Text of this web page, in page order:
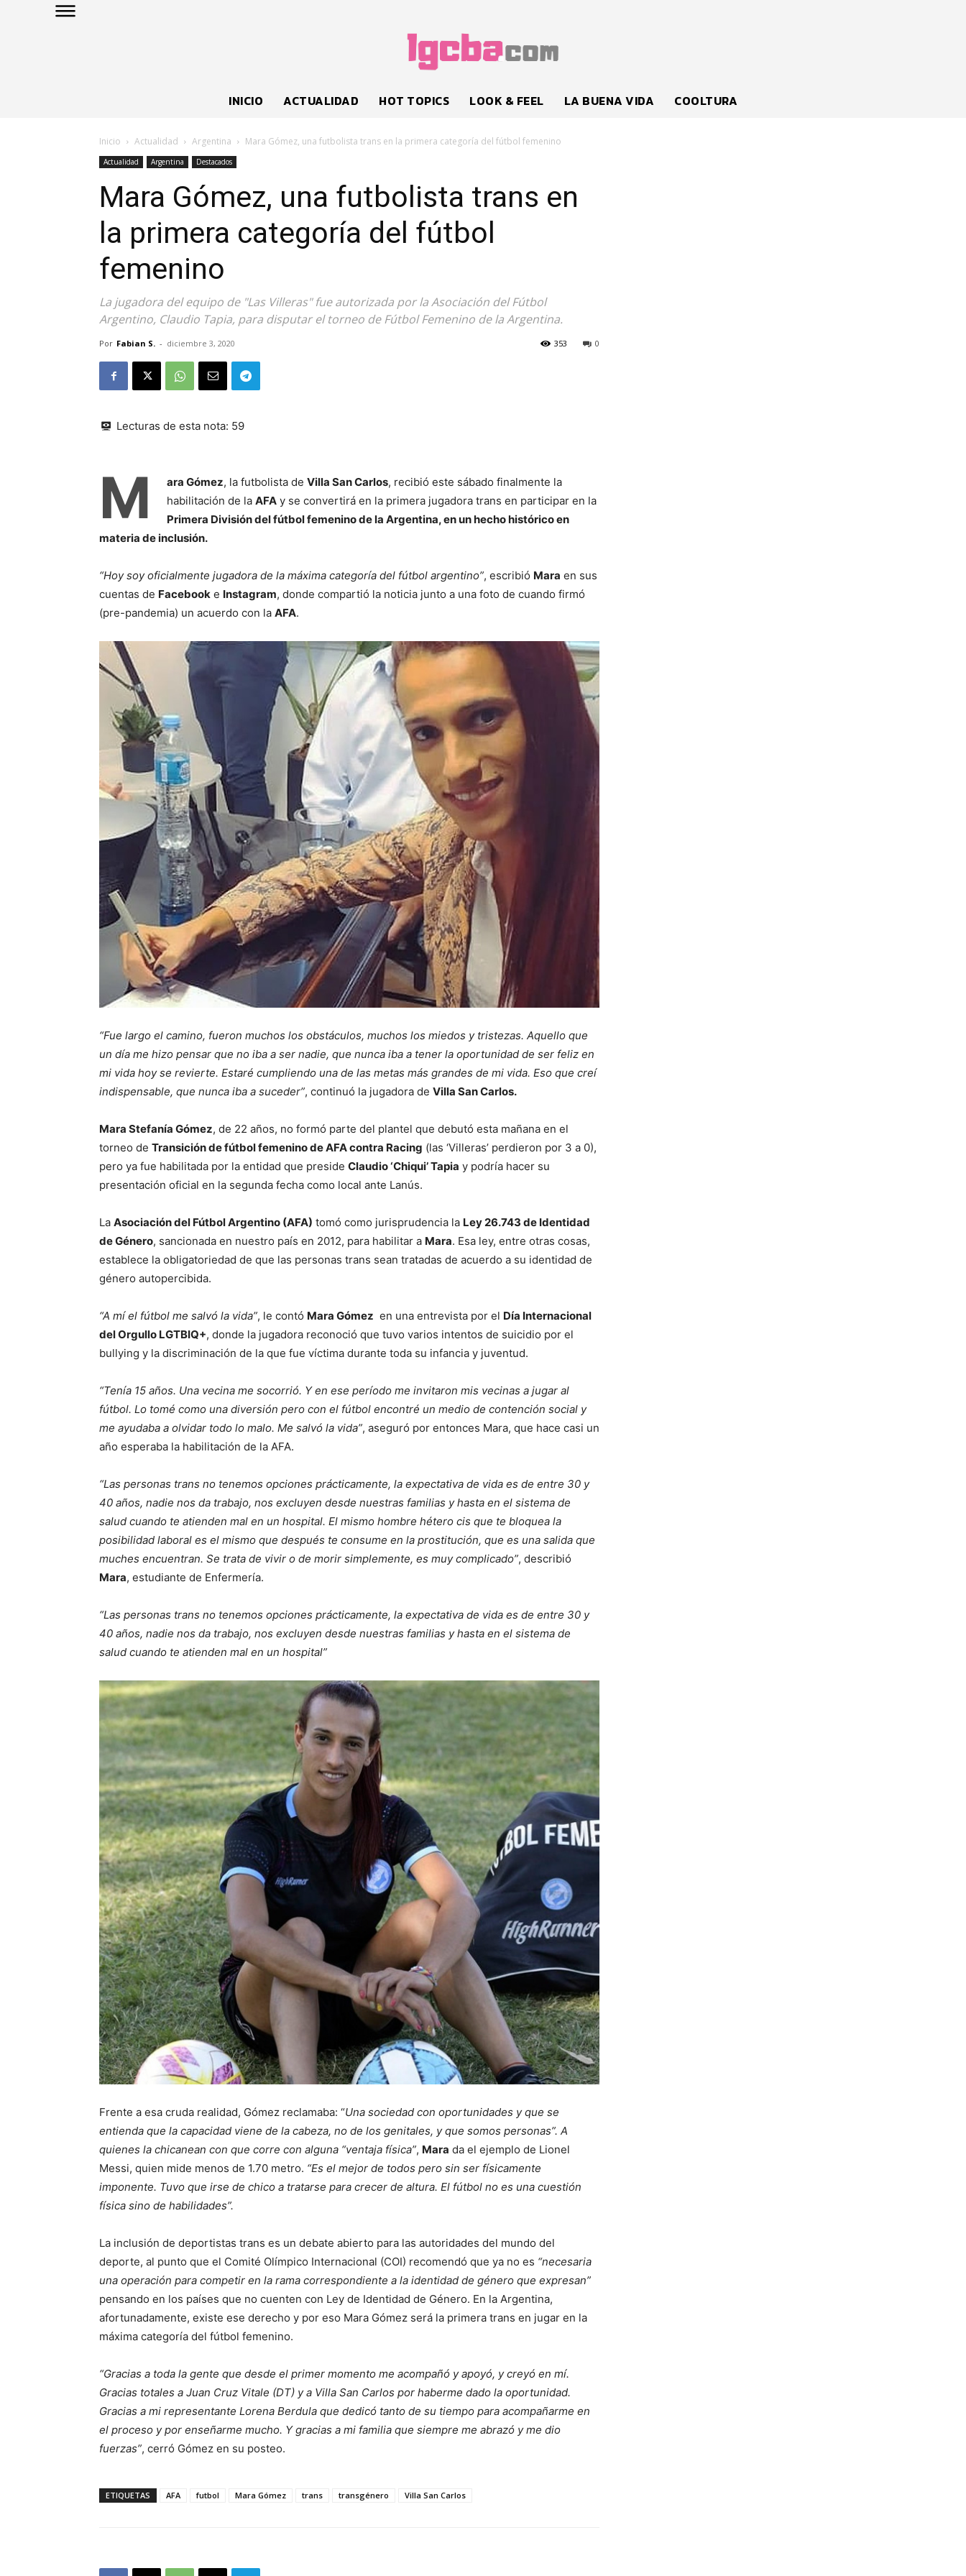
INICIO ACTUALIDAD HOT TOPICS LOOK & FEEL LA BUENA VIDA COOLTURA
Inicio Actualidad Argentina Mara Gómez, una futbolista trans en la primera categoría del fútbol femenino
Actualidad Argentina Destacados
Mara Gómez, una futbolista trans en
la primera categoría del fútbol
femenino
La jugadora del equipo de "Las Villeras" fue autorizada por la Asociación del Fútbol
Argentino, Claudio Tapia, para disputar el torneo de Fútbol Femenino de la Argentina.
Por Fabian S. - diciembre 3, 2020 0
353
Lecturas de esta nota: 59
M ara Gómez, la futbolista de Villa San Carlos, recibió este sábado finalmente la
habilitación de la AFA y se convertirá en la primera jugadora trans en participar en la
Primera División del fútbol femenino de la Argentina, en un hecho histórico en
materia de inclusión.
“Hoy soy oficialmente jugadora de la máxima categoría del fútbol argentino”, escribió Mara en sus
cuentas de Facebook e Instagram, donde compartió la noticia junto a una foto de cuando firmó
(pre-pandemia) un acuerdo con la AFA.
“Fue largo el camino, fueron muchos los obstáculos, muchos los miedos y tristezas. Aquello que
un día me hizo pensar que no iba a ser nadie, que nunca iba a tener la oportunidad de ser feliz en
mi vida hoy se revierte. Estaré cumpliendo una de las metas más grandes de mi vida. Eso que creí
indispensable, que nunca iba a suceder”, continuó la jugadora de Villa San Carlos.
Mara Stefanía Gómez, de 22 años, no formó parte del plantel que debutó esta mañana en el
torneo de Transición de fútbol femenino de AFA contra Racing (las ‘Villeras’ perdieron por 3 a 0),
pero ya fue habilitada por la entidad que preside Claudio ‘Chiqui’ Tapia y podría hacer su
presentación oficial en la segunda fecha como local ante Lanús.
La Asociación del Fútbol Argentino (AFA) tomó como jurisprudencia la Ley 26.743 de Identidad
de Género, sancionada en nuestro país en 2012, para habilitar a Mara. Esa ley, entre otras cosas,
establece la obligatoriedad de que las personas trans sean tratadas de acuerdo a su identidad de
género autopercibida.
“A mí el fútbol me salvó la vida”, le contó Mara Gómez en una entrevista por el Día Internacional
del Orgullo LGTBIQ+, donde la jugadora reconoció que tuvo varios intentos de suicidio por el
bullying y la discriminación de la que fue víctima durante toda su infancia y juventud.
“Tenía 15 años. Una vecina me socorrió. Y en ese período me invitaron mis vecinas a jugar al
fútbol. Lo tomé como una diversión pero con el fútbol encontré un medio de contención social y
me ayudaba a olvidar todo lo malo. Me salvó la vida”, aseguró por entonces Mara, que hace casi un
año esperaba la habilitación de la AFA.
“Las personas trans no tenemos opciones prácticamente, la expectativa de vida es de entre 30 y
40 años, nadie nos da trabajo, nos excluyen desde nuestras familias y hasta en el sistema de
salud cuando te atienden mal en un hospital. El mismo hombre hétero cis que te bloquea la
posibilidad laboral es el mismo que después te consume en la prostitución, que es una salida que
muches encuentran. Se trata de vivir o de morir simplemente, es muy complicado”, describió
Mara, estudiante de Enfermería.
“Las personas trans no tenemos opciones prácticamente, la expectativa de vida es de entre 30 y
40 años, nadie nos da trabajo, nos excluyen desde nuestras familias y hasta en el sistema de
salud cuando te atienden mal en un hospital”
Frente a esa cruda realidad, Gómez reclamaba: “Una sociedad con oportunidades y que se
entienda que la capacidad viene de la cabeza, no de los genitales, y que somos personas”. A
quienes la chicanean con que corre con alguna “ventaja física”, Mara da el ejemplo de Lionel
Messi, quien mide menos de 1.70 metro. “Es el mejor de todos pero sin ser físicamente
imponente. Tuvo que irse de chico a tratarse para crecer de altura. El fútbol no es una cuestión
física sino de habilidades”.
La inclusión de deportistas trans es un debate abierto para las autoridades del mundo del
deporte, al punto que el Comité Olímpico Internacional (COI) recomendó que ya no es “necesaria
una operación para competir en la rama correspondiente a la identidad de género que expresan”
pensando en los países que no cuenten con Ley de Identidad de Género. En la Argentina,
afortunadamente, existe ese derecho y por eso Mara Gómez será la primera trans en jugar en la
máxima categoría del fútbol femenino.
“Gracias a toda la gente que desde el primer momento me acompañó y apoyó, y creyó en mí.
Gracias totales a Juan Cruz Vitale (DT) y a Villa San Carlos por haberme dado la oportunidad.
Gracias a mi representante Lorena Berdula que dedicó tanto de su tiempo para acompañarme en
el proceso y por enseñarme mucho. Y gracias a mi familia que siempre me abrazó y me dio
fuerzas”, cerró Gómez en su posteo.
ETIQUETAS AFA futbol Mara Gómez trans transgénero Villa San Carlos